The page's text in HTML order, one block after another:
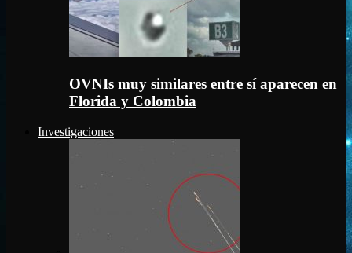
OVNIs muy similares entre sí aparecen en
Florida y Colombia
Investigaciones